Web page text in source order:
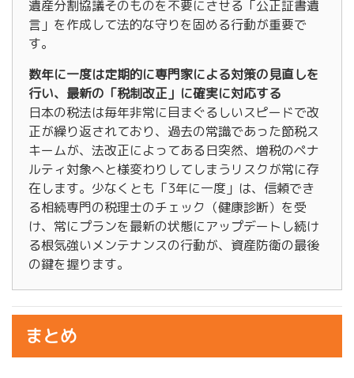
遺産分割協議そのものを不要にさせる「公正証書遺
言」を作成して法的な守りを固める行動が重要で
す。
数年に一度は定期的に専門家による対策の見直しを
行い、最新の「税制改正」に確実に対応する
日本の税法は毎年非常に目まぐるしいスピードで改
正が繰り返されており、過去の常識であった節税ス
キームが、法改正によってある日突然、増税のペナ
ルティ対象へと様変わりしてしまうリスクが常に存
在します。少なくとも「3年に一度」は、信頼でき
る相続専門の税理士のチェック（健康診断）を受
け、常にプランを最新の状態にアップデートし続け
る根気強いメンテナンスの行動が、資産防衛の最後
の鍵を握ります。
まとめ